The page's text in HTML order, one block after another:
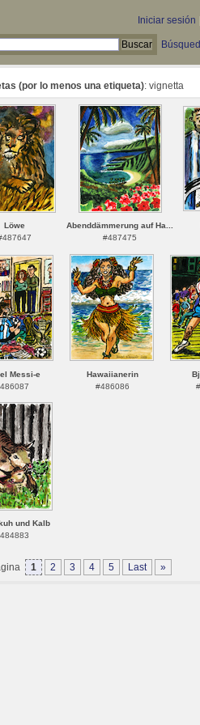
Iniciar sesión
(por lo menos una etiqueta): vignetta
Löwe
Abenddämmerung auf Ha...
#487475
Messi-e
Hawaiianerin
#486086
und Kalb
1 2 3 4 5 Last »